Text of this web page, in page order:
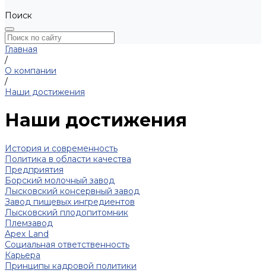
Поиск
Главная
/
О компании
/
Наши достижения
Наши достижения
История и современность
Политика в области качества
Предприятия
Борский молочный завод
Лысковский консервный завод
Завод пищевых ингредиентов
Лысковский плодопитомник
Племзавод
Apex Land
Социальная ответственность
Карьера
Принципы кадровой политики